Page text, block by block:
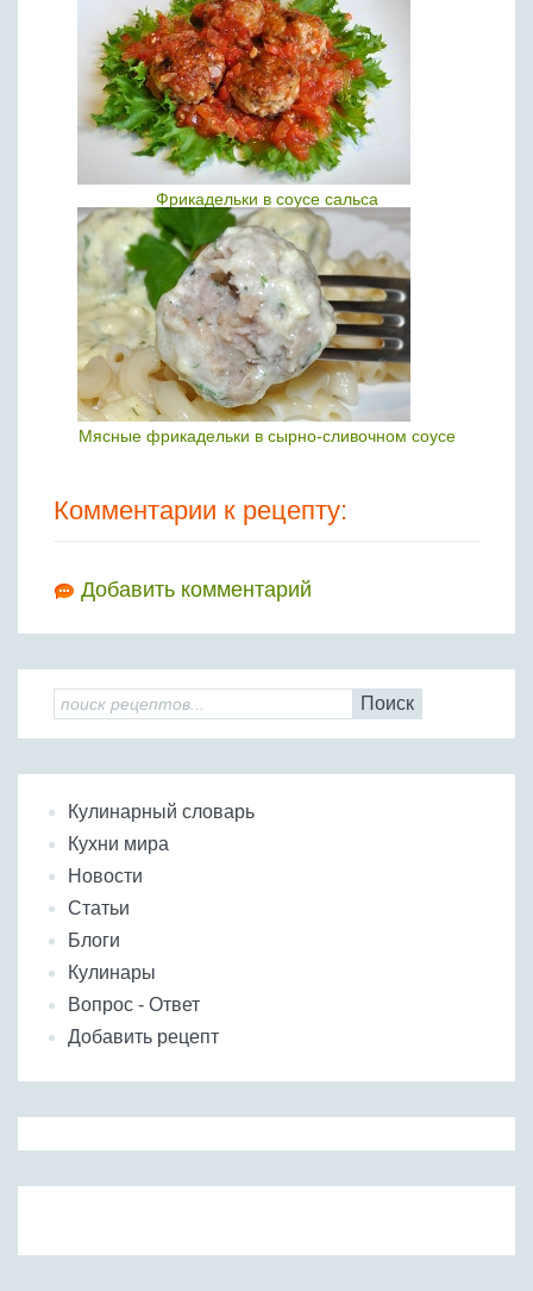
Фрикадельки в соусе сальса
Мясные фрикадельки в сырно-сливочном соусе
Комментарии к рецепту:
Добавить комментарий
Поиск
Кулинарный словарь
Кухни мира
Новости
Статьи
Блоги
Кулинары
Вопрос - Ответ
Добавить рецепт